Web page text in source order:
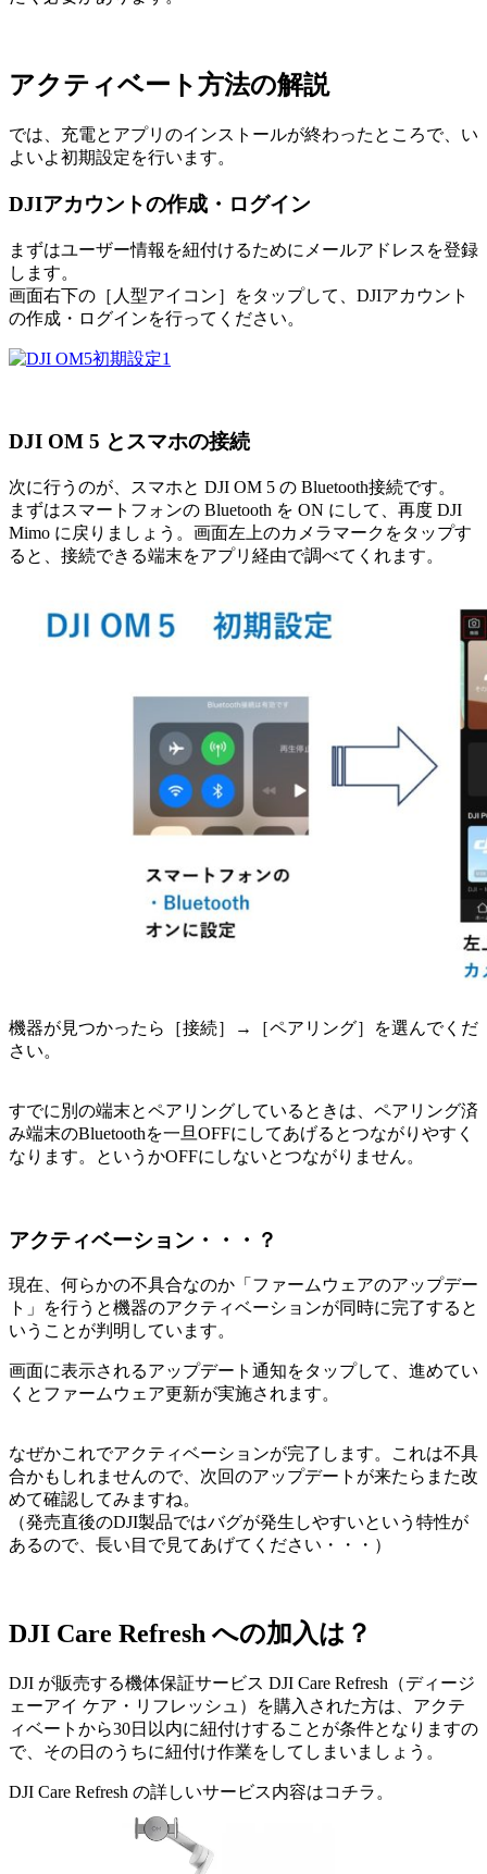
アクティベート方法の解説
では、充電とアプリのインストールが終わったところで、い
よいよ初期設定を行います。
DJIアカウントの作成・ログイン
まずはユーザー情報を紐付けるためにメールアドレスを登録
します。
画面右下の［人型アイコン］をタップして、DJIアカウント
の作成・ログインを行ってください。
DJI OM 5 とスマホの接続
次に行うのが、スマホと DJI OM 5 の Bluetooth接続です。
まずはスマートフォンの Bluetooth を ON にして、再度 DJI
Mimo に戻りましょう。画面左上のカメラマークをタップす
ると、接続できる端末をアプリ経由で調べてくれます。
機器が見つかったら［接続］→［ペアリング］を選んでくだ
さい。
すでに別の端末とペアリングしているときは、ペアリング済
み端末のBluetoothを一旦OFFにしてあげるとつながりやすく
なります。というかOFFにしないとつながりません。
アクティベーション・・・？
現在、何らかの不具合なのか「ファームウェアのアップデー
ト」を行うと機器のアクティベーションが同時に完了すると
いうことが判明しています。
画面に表示されるアップデート通知をタップして、進めてい
くとファームウェア更新が実施されます。
なぜかこれでアクティベーションが完了します。これは不具
合かもしれませんので、次回のアップデートが来たらまた改
めて確認してみますね。
（発売直後のDJI製品ではバグが発生しやすいという特性が
あるので、長い目で見てあげてください・・・）
DJI Care Refresh への加入は？
DJI が販売する機体保証サービス DJI Care Refresh（ディージ
ェーアイ ケア・リフレッシュ）を購入された方は、アクテ
ィベートから30日以内に紐付けすることが条件となりますの
で、その日のうちに紐付け作業をしてしまいましょう。
DJI Care Refresh の詳しいサービス内容はコチラ。